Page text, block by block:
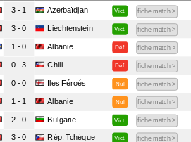
3 - 1 Azerbaïdjan Vict. fiche match >
3 - 0 Liechtenstein Vict. fiche match >
1 - 0 Albanie Déf. fiche match >
0 - 3 Chili Déf. fiche match >
0 - 0 Iles Féroés Nul fiche match >
1 - 1 Albanie Nul fiche match >
2 - 0 Bulgarie Vict. fiche match >
3 - 0 Rép. Tchèque Vict. fiche match >